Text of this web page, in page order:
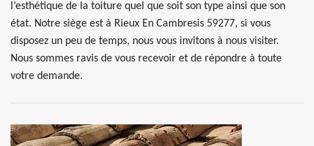
l’esthétique de la toiture quel que soit son type ainsi que son
état. Notre siège est à Rieux En Cambresis 59277, si vous
disposez un peu de temps, nous vous invitons à nous visiter.
Nous sommes ravis de vous recevoir et de répondre à toute
votre demande.